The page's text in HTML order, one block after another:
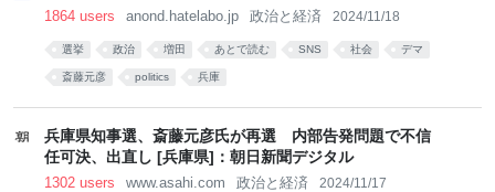
1864 users anond.hatelabo.jp 政治と経済 2024/11/18
選挙 政治 増田 あとで読む SNS 社会 デマ
斎藤元彦 politics 兵庫
兵庫県知事選、斎藤元彦氏が再選 内部告発問題で不信
任可決、出直し [兵庫県]：朝日新聞デジタル
1302 users www.asahi.com 政治と経済 2024/11/17